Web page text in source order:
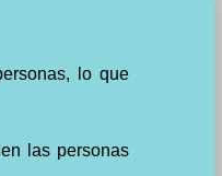
lo que
las personas